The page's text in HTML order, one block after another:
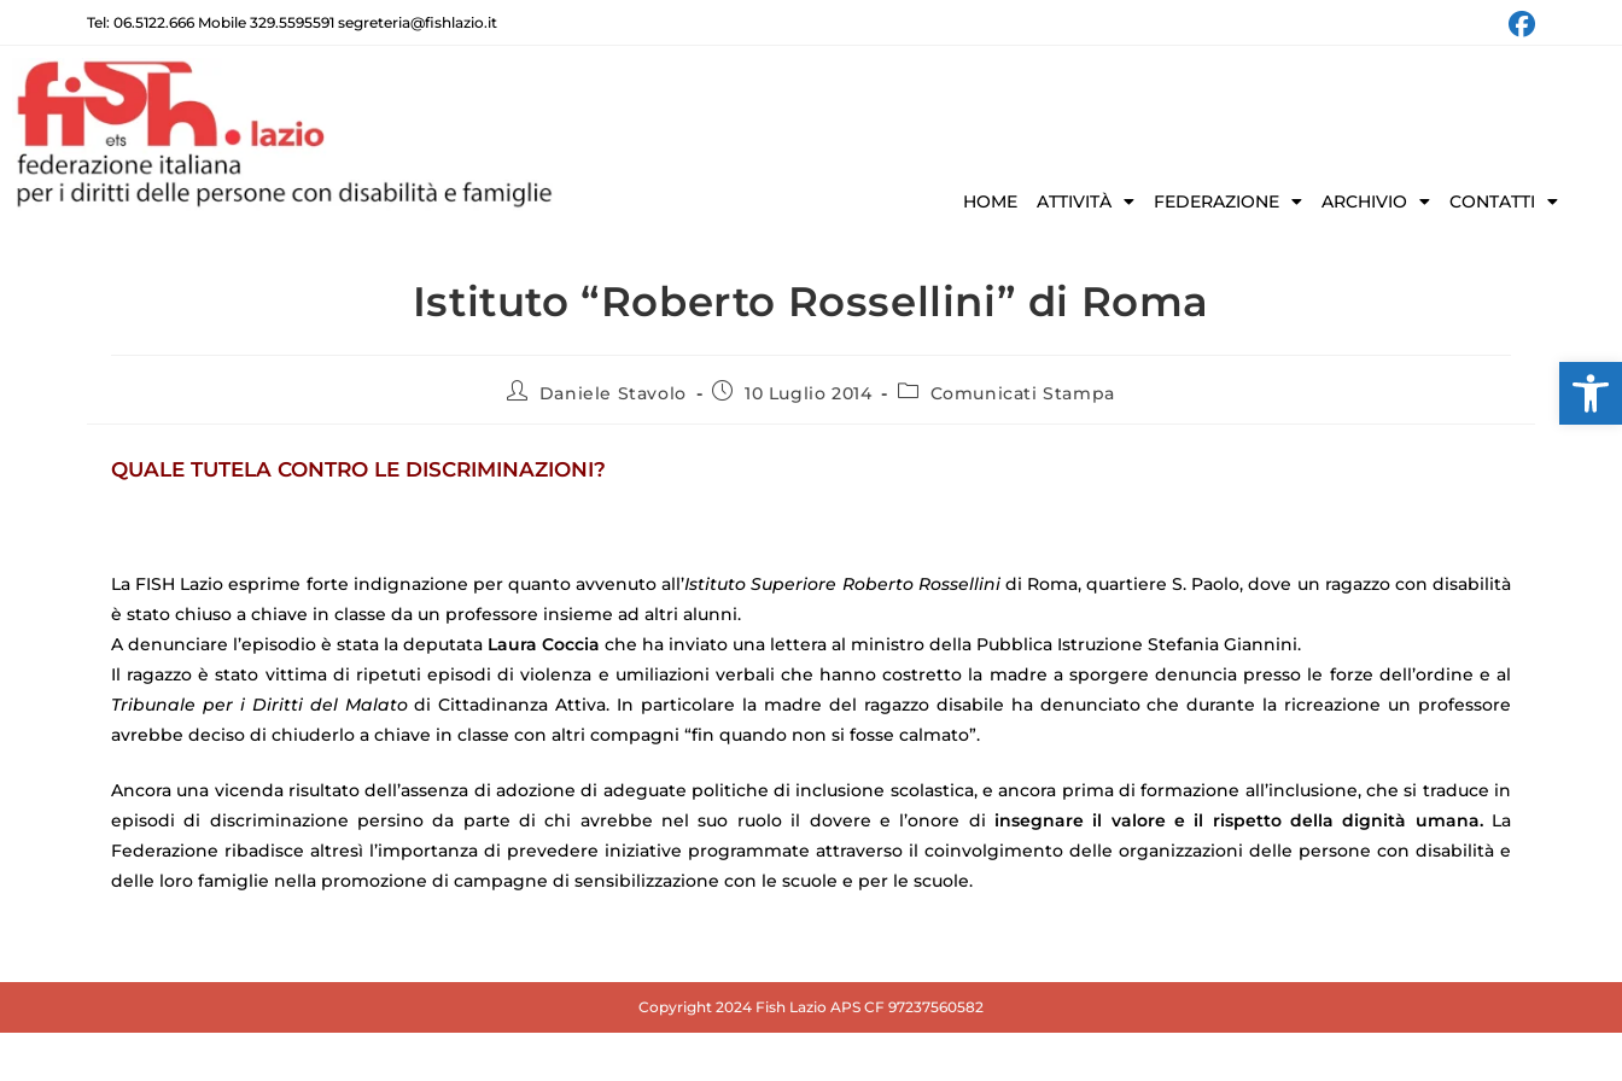
Tel: 06.5122.666 Mobile 329.5595591 segreteria@fishlazio.it
HOME ATTIVITÀ FEDERAZIONE ARCHIVIO CONTATTI
Istituto “Roberto Rossellini” di Roma
Daniele Stavolo 10 Luglio 2014 Comunicati Stampa
QUALE TUTELA CONTRO LE DISCRIMINAZIONI?
La FISH Lazio esprime forte indignazione per quanto avvenuto all’Istituto Superiore Roberto Rossellinidi Roma, quartiere S. Paolo, dove un ragazzo con disabilità
è stato chiuso a chiave in classe da un professore insieme ad altri alunni.
A denunciare l’episodio è stata la deputata Laura Coccia che ha inviato una lettera al ministro della Pubblica Istruzione Stefania Giannini.
Il ragazzo è stato vittima di ripetuti episodi di violenza e umiliazioni verbali che hanno costretto la madre a sporgere denuncia presso le forze dell’ordine e al
Tribunale per i Diritti del Malatodi Cittadinanza Attiva. In particolare la madre del ragazzo disabile ha denunciato che durante la ricreazione un professore
avrebbe deciso di chiuderlo a chiave in classe con altri compagni “fin quando non si fosse calmato”.
Ancora una vicenda risultato dell’assenza di adozione di adeguate politiche di inclusione scolastica, e ancora prima di formazione all’inclusione, che si traduce in
episodi di discriminazione persino da parte di chi avrebbe nel suo ruolo il dovere e l’onore di insegnare il valore e il rispetto della dignità umana.La
Federazione ribadisce altresì l’importanza di prevedere iniziative programmate attraverso il coinvolgimento delle organizzazioni delle persone con disabilità e
delle loro famiglie nella promozione di campagne di sensibilizzazione con le scuole e per le scuole.
Copyright 2024 Fish Lazio APS CF 97237560582